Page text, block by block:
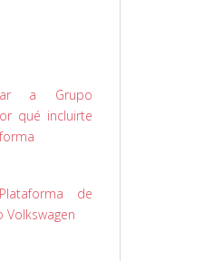
a Grupo
qué incluirte
de
Volkswagen